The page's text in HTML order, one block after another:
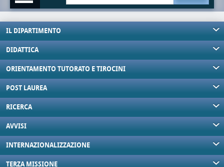
IL DIPARTIMENTO
DIDATTICA
ORIENTAMENTO TUTORATO E TIROCINI
POST LAUREA
RICERCA
AVVISI
INTERNAZIONALIZZAZIONE
TERZA MISSIONE